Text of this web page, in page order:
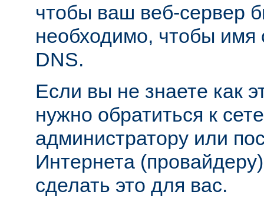
чтобы ваш веб-сервер
необходимо, чтобы имя
DNS.
Если вы не знаете как
нужно обратиться к
администратору или
Интернета
сделать это для вас.